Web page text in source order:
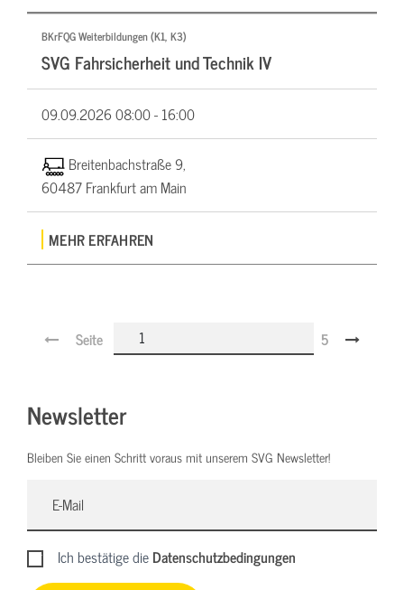
BKrFQG Weiterbildungen (K1, K3)
SVG Fahrsicherheit und Technik IV
09.09.202608:00 - 16:00
Breitenbachstraße 9,
60487 Frankfurt am Main
MEHR ERFAHREN
Seite 5
Newsletter
Bleiben Sie einen Schritt voraus mit unserem SVG Newsletter!
Ich bestätige dieDatenschutzbedingungen